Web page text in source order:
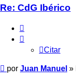
Re: CdG Ibérico
Citar
Mensaje
por Juan Manuel »